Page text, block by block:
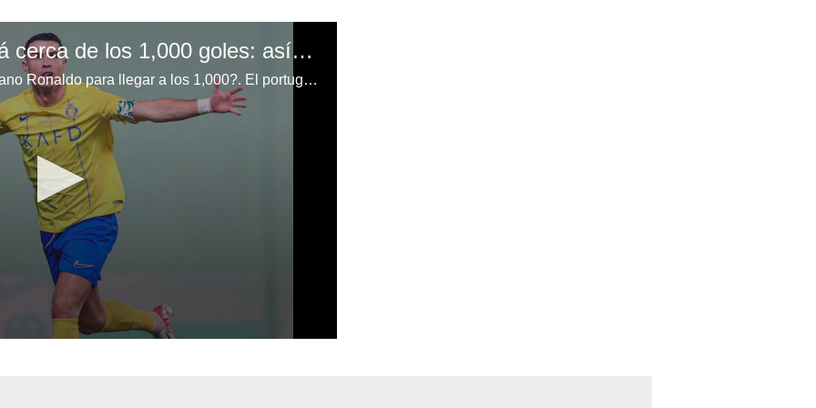
​Cristiano Ronaldo está cerca de los 1,000 goles: así fue el increíble doblete del portugués en el triunfo del Al-Nassr
¿Cuántos goles le faltan a Cristiano Ronaldo para llegar a los 1,000?. El portugués anotó un nuevo doblete en la victoria del Al-Nassr.